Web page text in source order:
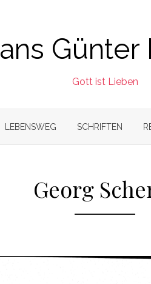
ans Günter
Gott ist Lieben
LEBENSWEG SCHRIFTEN
Georg